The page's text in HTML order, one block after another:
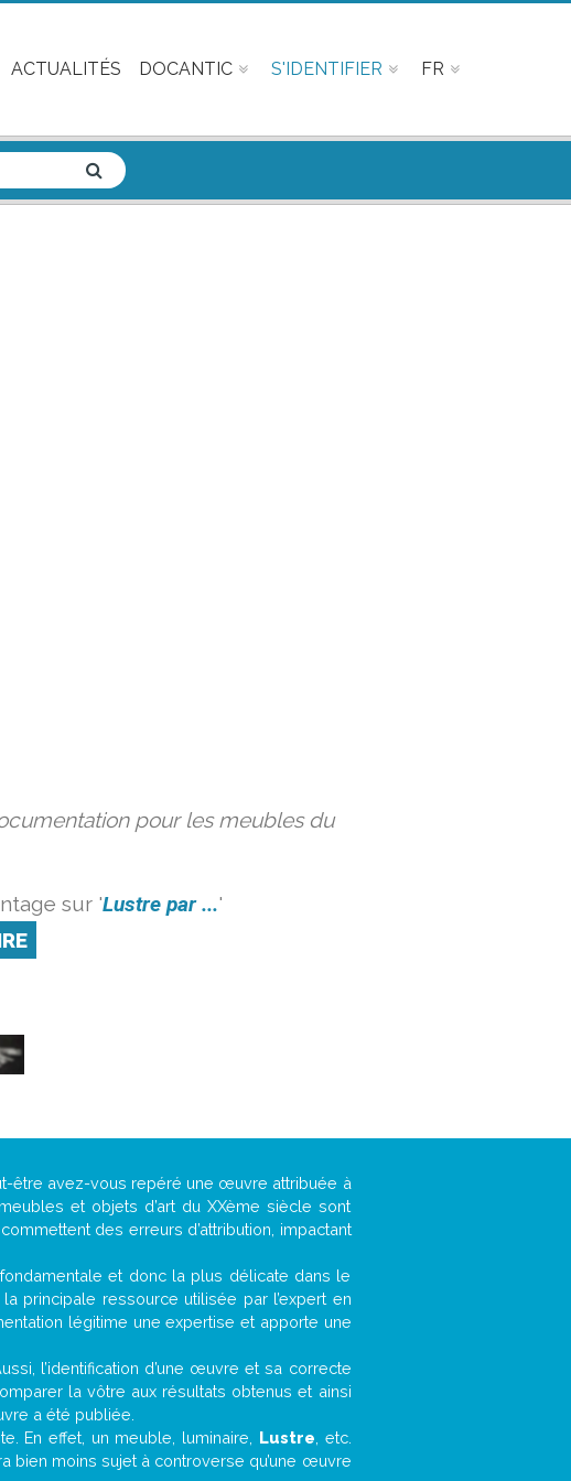
ACTUALITÉS DOCANTIC S'IDENTIFIER FR
pour les meubles du
sur 'Lustre par ...'
être avez-vous repéré une œuvre attribuée à
et objets d’art du XXème siècle sont
des erreurs d’attribution, impactant
fondamentale et donc la plus délicate dans le
principale ressource utilisée par l’expert en
légitime une expertise et apporte une
l’identification d’une œuvre et sa correcte
la vôtre aux résultats obtenus et ainsi
a été publiée.
En effet, un meuble, luminaire, Lustre , etc.
bien moins sujet à controverse qu’une œuvre